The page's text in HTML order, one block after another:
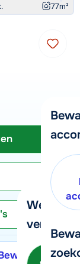
We
verder!
77m²